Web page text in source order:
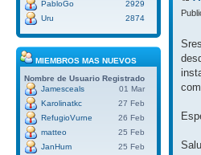
PabloGo
2929
Uru
2874
MIEMBROS MAS NUEVOS
Nombre de Usuario Registrado
Jamesceals
01 Mar
Karolinatkc
27 Feb
RefugioVurne
26 Feb
matteo
25 Feb
JanHum
25 Feb